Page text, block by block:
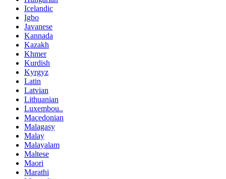
Icelandic
Igbo
Javanese
Kannada
Kazakh
Khmer
Kurdish
Kyrgyz
Latin
Latvian
Lithuanian
Luxembou..
Macedonian
Malagasy
Malay
Malayalam
Maltese
Maori
Marathi